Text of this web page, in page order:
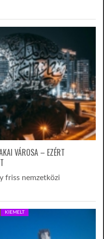
VÁROSA – EZÉRT
friss nemzetközi
KIEMELT